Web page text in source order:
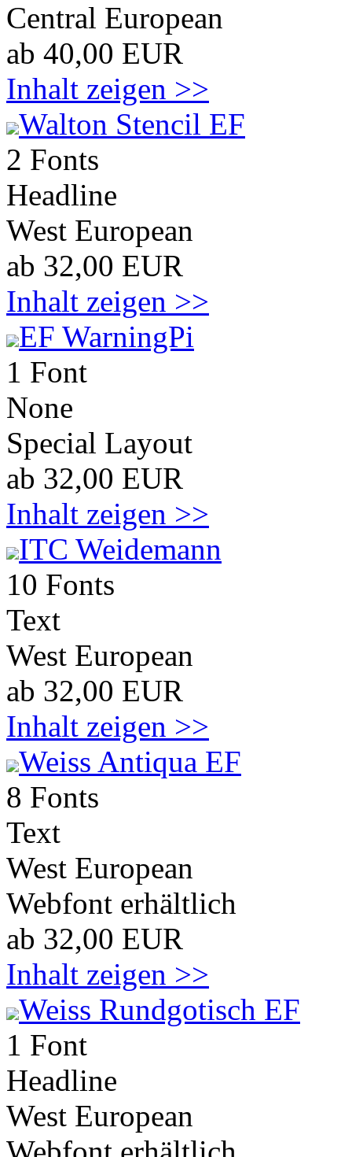
Central European
ab 40,00 EUR
Inhalt zeigen >>
Walton Stencil EF
2 Fonts
Headline
West European
ab 32,00 EUR
Inhalt zeigen >>
EF WarningPi
1 Font
None
Special Layout
ab 32,00 EUR
Inhalt zeigen >>
ITC Weidemann
10 Fonts
Text
West European
ab 32,00 EUR
Inhalt zeigen >>
Weiss Antiqua EF
8 Fonts
Text
West European
Webfont erhältlich
ab 32,00 EUR
Inhalt zeigen >>
Weiss Rundgotisch EF
1 Font
Headline
West European